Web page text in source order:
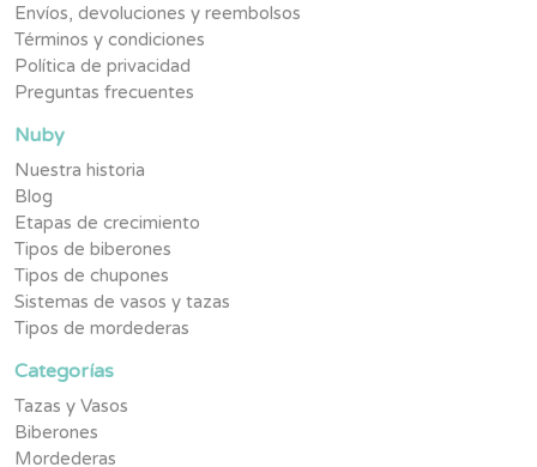
Envíos, devoluciones y reembolsos
Términos y condiciones
Política de privacidad
Preguntas frecuentes
Nuby
Nuestra historia
Blog
Etapas de crecimiento
Tipos de biberones
Tipos de chupones
Sistemas de vasos y tazas
Tipos de mordederas
Categorías
Tazas y Vasos
Biberones
Mordederas